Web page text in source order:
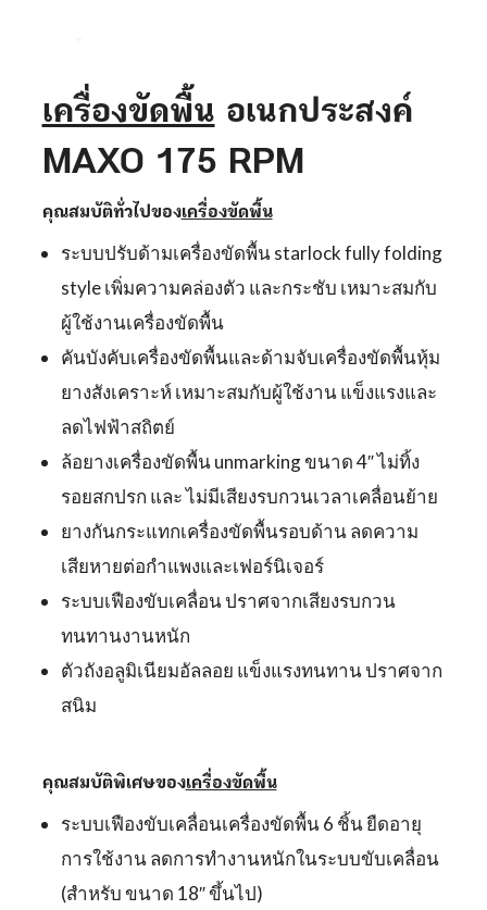
เครื่องขัดพื้นอเนกประสงค์
MAXO 175 RPM
คุณสมบัติทั่วไปของเครื่องขัดพื้น
ระบบปรับด้ามเครื่องขัดพื้น starlock fully folding
style เพิ่มความคล่องตัว และกระชับ เหมาะสมกับ
ผู้ใช้งานเครื่องขัดพื้น
คันบังคับเครื่องขัดพื้นและด้ามจับเครื่องขัดพื้นหุ้ม
ยางสังเคราะห์ เหมาะสมกับผู้ใช้งาน แข็งแรงและ
ลดไฟฟ้าสถิตย์
ล้อยางเครื่องขัดพื้น unmarking ขนาด 4″ ไม่ทิ้ง
รอยสกปรก และ ไม่มีเสียงรบกวนเวลาเคลื่อนย้าย
ยางกันกระแทกเครื่องขัดพื้นรอบด้าน ลดความ
เสียหายต่อกำแพงและเฟอร์นิเจอร์
ระบบเฟืองขับเคลื่อน ปราศจากเสียงรบกวน
ทนทานงานหนัก
ตัวถังอลูมิเนียมอัลลอย แข็งแรงทนทาน ปราศจาก
สนิม
คุณสมบัติพิเศษของเครื่องขัดพื้น
ระบบเฟืองขับเคลื่อนเครื่องขัดพื้น 6 ชิ้น ยืดอายุ
การใช้งาน ลดการทำงานหนักในระบบขับเคลื่อน
(สำหรับ ขนาด 18″ ขึ้นไป)